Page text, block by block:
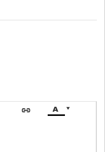
  